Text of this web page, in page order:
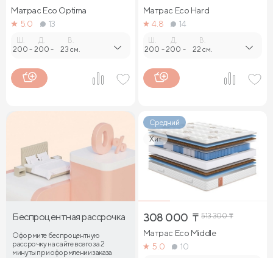
Матрас Eco Optima
5.0
13
200 -
Д.
200 -
В.
23 см.
Матрас Eco Hard
4.8
14
200 -
Д.
200 -
В.
22 см.
Беспроцентная рассрочка
Оформите беспроцентную
рассрочку на сайте всего за 2
минуты при оформлении заказа
Средний
Хит
308 000 ₸ 513 300₸
Матрас Eco Middle
5.0
10